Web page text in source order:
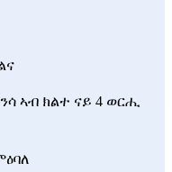
ኣብ ክልተ ናይ 4 ወርሒ